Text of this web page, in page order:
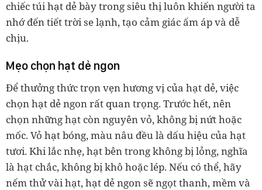
chiếc túi hạt dẻ bày trong siêu thị luôn khiến người ta
nhớ đến tiết trời se lạnh, tạo cảm giác ấm áp và dễ
chịu.
Mẹo chọn hạt dẻ ngon
Để thưởng thức trọn vẹn hương vị của hạt dẻ, việc
chọn hạt dẻ ngon rất quan trọng. Trước hết, nên
chọn những hạt còn nguyên vỏ, không bị nứt hoặc
mốc. Vỏ hạt bóng, màu nâu đều là dấu hiệu của hạt
tươi. Khi lắc nhẹ, hạt bên trong không bị lỏng, nghĩa
là hạt chắc, không bị khô hoặc lép. Nếu có thể, hãy
nếm thử vài hạt, hạt dẻ ngon sẽ ngọt thanh, mềm và